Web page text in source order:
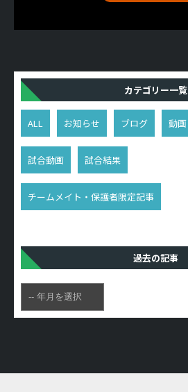
カテゴリー一覧
ALL お知らせ ブログ 動画
試合動画 試合結果
チームメイト・保護者限定記事
過去の記事